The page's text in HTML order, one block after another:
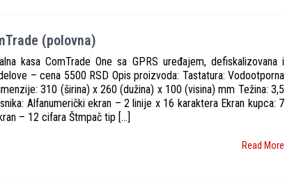
(polovna)
kasa ComTrade One sa GPRS uređajem, defiskalizovana i
– cena 5500 RSD Opis proizvoda: Tastatura: Vodootporna
310 (širina) x 260 (dužina) x 100 (visina) mm Težina: 3,5
Alfanumerički ekran – 2 linije x 16 karaktera Ekran kupca: 7
– 12 cifara Štmpač tip […]
Read More